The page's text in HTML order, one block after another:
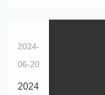
2024-
06-20
2024